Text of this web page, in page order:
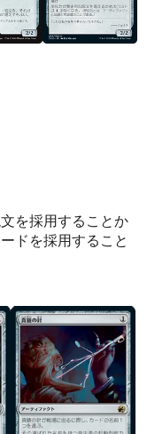
を採用することか
ドを採用すること